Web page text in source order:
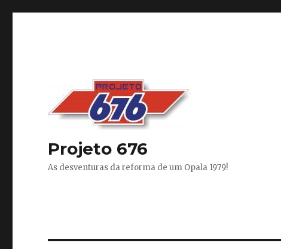
Projeto 676
As desventuras da reforma de um Opala 1979!